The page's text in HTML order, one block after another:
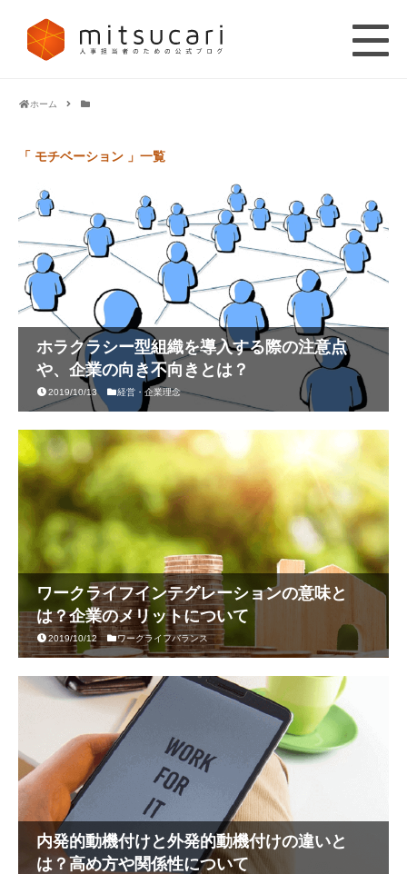
ホーム
「 モチベーション 」一覧
ホラクラシー型組織を導入する際の注意点
や、企業の向き不向きとは？
2019/10/13 経営・企業理念
ワークライフインテグレーションの意味と
は？企業のメリットについて
2019/10/12 ワークライフバランス
内発的動機付けと外発的動機付けの違いと
は？高め方や関係性について